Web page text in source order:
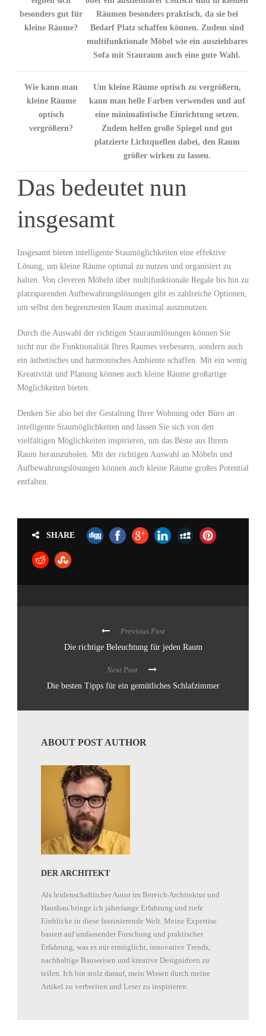
besonders⁣ gut für
kleine Räume?
Räumen besonders praktisch, da sie bei
Bedarf‌ Platz schaffen können. Zudem sind
multifunktionale Möbel wie ein ausziehbares
Sofa mit Stauraum auch eine gute Wahl.
Wie kann man⁣
kleine Räume
optisch
vergrößern?
Um kleine⁣ Räume optisch zu vergrößern,
kann man helle Farben verwenden und auf
eine minimalistische Einrichtung setzen.‍
Zudem helfen große Spiegel und gut
platzierte Lichtquellen dabei, den Raum
größer wirken zu lassen.
Das bedeutet nun
insgesamt
Insgesamt bieten intelligente Staumöglichkeiten eine effektive
Lösung, um​ kleine Räume optimal zu nutzen und organisiert‍ zu
halten. Von cleveren Möbeln über multifunktionale Regale bis hin zu
platzsparenden Aufbewahrungslösungen gibt es zahlreiche⁣ Optionen,
um selbst den begrenztesten Raum maximal⁤ auszunutzen.
Durch die Auswahl der richtigen Stauraumlösungen ⁤können Sie
nicht nur die Funktionalität Ihres‌ Raumes verbessern, sondern auch
ein ästhetisches und harmonisches Ambiente schaffen. Mit ein wenig
Kreativität und Planung können​ auch kleine Räume großartige
Möglichkeiten ⁢bieten.
Denken Sie also bei der Gestaltung Ihrer Wohnung​ oder Büro an
intelligente Staumöglichkeiten und lassen Sie sich von den
vielfältigen Möglichkeiten inspirieren, um das Beste aus Ihrem
Raum herauszuholen. Mit⁢ der richtigen Auswahl an Möbeln und⁤
Aufbewahrungslösungen können auch kleine‌ Räume großes⁣ Potential
entfalten.
SHARE
Previous Post
Die richtige Beleuchtung für jeden Raum
Next Post
Die besten Tipps für ein gemütliches Schlafzimmer
ABOUT POST AUTHOR
DER ARCHITEKT
Als leidenschaftlicher Autor im Bereich Architektur und
Hausbau bringe ich jahrelange Erfahrung und tiefe
Einblicke in diese faszinierende Welt. Meine Expertise
basiert auf umfassender Forschung und praktischer
Erfahrung, was es mir ermöglicht, innovative Trends,
nachhaltige Bauweisen und kreative Designideen zu
teilen. Ich bin stolz darauf, mein Wissen durch meine
Artikel zu verbreiten und Leser zu inspirieren.